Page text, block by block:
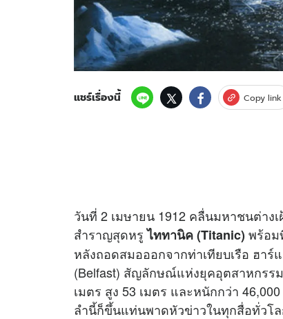
แชร์เรื่องนี้ Copy link
วันที่ 2 เมษายน 1912 คลื่นมหาชนต่าง
สำราญสุดหรูไททานิค (Titanic) พร้อม
หลังถอดสมอออกจากท่าเทียบเรือ ฮา
(Belfast) สัญลักษณ์แห่งยุคอุตสาหกรร
เมตร สูง 53 เมตร และหนักกว่า
ลำนี้ก็ขึ้นแท่นพาดหัวข่าวในทุกสื่อทั่วโ